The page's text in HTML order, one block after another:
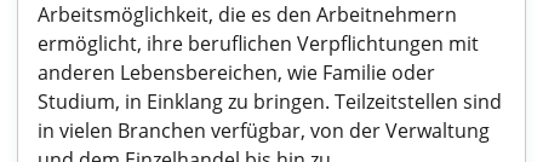
Arbeitsmöglichkeit, die es den Arbeitnehmern
ermöglicht, ihre beruflichen Verpflichtungen mit
anderen Lebensbereichen, wie Familie oder
Studium, in Einklang zu bringen. Teilzeitstellen sind
in vielen Branchen verfügbar, von der Verwaltung